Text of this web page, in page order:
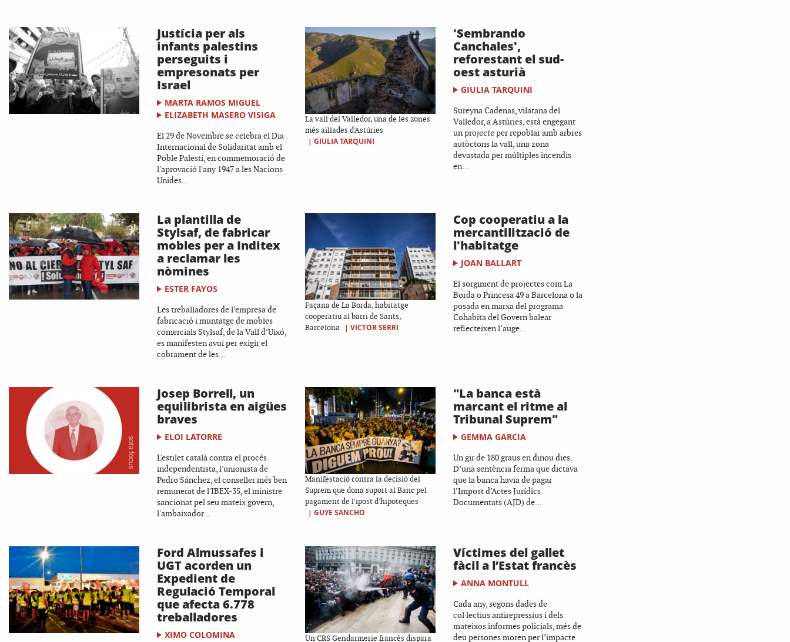
Justícia per als
infants palestins
perseguits i
empresonats per
Israel
MARTA RAMOS MIGUEL
ELIZABETH MASERO VISIGA
El 29 de Novembre se celebra el Dia
Internacional de Solidaritat amb el
Poble Palestí, en commemoració de
l'aprovació l'any 1947 a les Nacions
Unides...
La vall del Valledor, una de les zones
més aïllades d'Astúries
| GIULIA TARQUINI
'Sembrando
Canchales',
reforestant el sud-
oest asturià
GIULIA TARQUINI
Sureyna Cadenas, vilatana del
Valledor, a Astúries, està engegant
un projecte per repoblar amb arbres
autòctons la vall, una zona
devastada per múltiples incendis
en...
La plantilla de
Stylsaf, de fabricar
mobles per a Inditex
a reclamar les
nòmines
ESTER FAYOS
Les treballadores de l’empresa de
fabricació i muntatge de mobles
comercials Stylsaf, de la Vall d’Uixó,
es manifesten avui per exigir el
cobrament de les...
Façana de La Borda, habitatge
cooperatiu al barri de Sants,
Barcelona
| VICTOR SERRI
Cop cooperatiu a la
mercantilització de
l'habitatge
JOAN BALLART
El sorgiment de projectes com La
Borda o Princesa 49 a Barcelona o la
posada en marxa del programa
Cohabita del Govern balear
reflecteixen l’auge...
Josep Borrell, un
equilibrista en aigües
braves
ELOI LATORRE
L'estilet català contra el procés
independentista, l'unionista de
Pedro Sánchez, el conseller més ben
remunerat de l'IBEX-35, el ministre
sancionat pel seu mateix govern,
l'ambaixador...
Manifestació contra la decisió del
Suprem que dona suport al Banc pel
pagament de l'ipost d'hipoteques
| GUYE SANCHO
"La banca està
marcant el ritme al
Tribunal Suprem"
GEMMA GARCIA
Un gir de 180 graus en dinou dies.
D’una sentència ferma que dictava
que la banca havia de pagar
l’Impost d’Actes Jurídics
Documentats (AJD) de...
Ford Almussafes i
UGT acorden un
Expedient de
Regulació Temporal
que afecta 6.778
treballadores
XIMO COLOMINA Un CRS Gendarmerie francès dispara
Víctimes del gallet
fàcil a l’Estat francès
ANNA MONTULL
Cada any, segons dades de
col·lectius antirepressius i dels
mateixos informes policials, més de
deu persones moren per l’impacte